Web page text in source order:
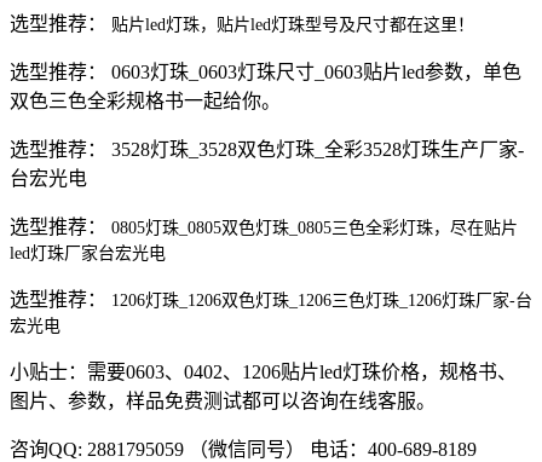
选型推荐： 贴片led灯珠，贴片led灯珠型号及尺寸都在这里！
选型推荐： 0603灯珠_0603灯珠尺寸_0603贴片led参数，单色
双色三色全彩规格书一起给你。
选型推荐： 3528灯珠_3528双色灯珠_全彩3528灯珠生产厂家-
台宏光电
选型推荐：
0805灯珠_0805双色灯珠_0805三色全彩灯珠，尽在贴片
led灯珠厂家台宏光电
选型推荐：
1206灯珠_1206双色灯珠_1206三色灯珠_1206灯珠厂家-台
宏光电
小贴士：需要0603、0402、1206贴片led灯珠价格，规格书、
图片、参数，样品免费测试都可以咨询在线客服。
咨询QQ: 2881795059 （微信同号） 电话：400-689-8189